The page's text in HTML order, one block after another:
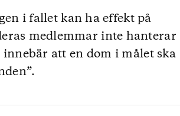
i fallet kan ha effekt på
medlemmar inte hanterar
att en dom i målet ska